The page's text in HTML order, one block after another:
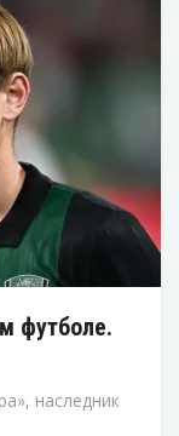
футболе.
наследник